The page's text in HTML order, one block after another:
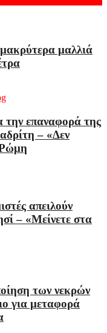
μαλλιά
την επαναφορά της
– «Δεν
Ρώμη
απειλούν
– «Μείνετε στα
των νεκρών
για μεταφορά